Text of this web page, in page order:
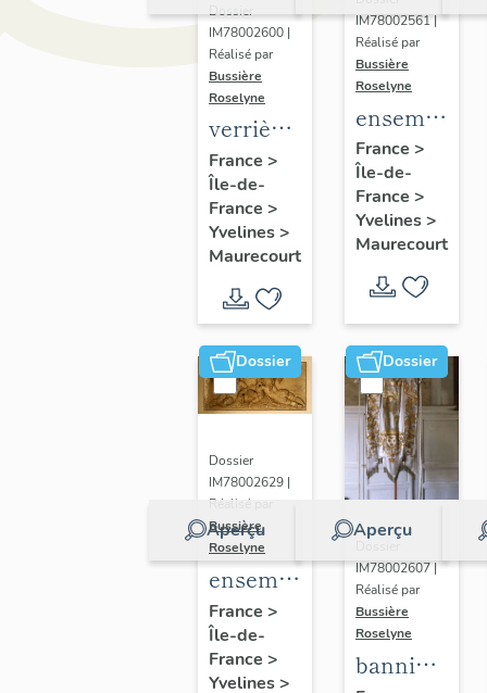
Dossier
IM78002600 |
Réalisé par
Bussière
Roselyne
verrières
(7)
France >
Île-de-
France >
Yvelines>
Maurecourt
IM78002561 |
Réalisé par
Bussière
Roselyne
ensemble
de 2
plaques
des
instituteurs
de Seine
et Oise
France >
Île-de-
France >
Yvelines>
Maurecourt
Dossier
Aperçu
Dossier
IM78002629 |
Réalisé par
Bussière
Roselyne
ensemble
de 2
reliefs
France >
Île-de-
France >
Yvelines>
Dossier
Aperçu
IM78002607 |
Réalisé par
Bussière
Roselyne
bannière